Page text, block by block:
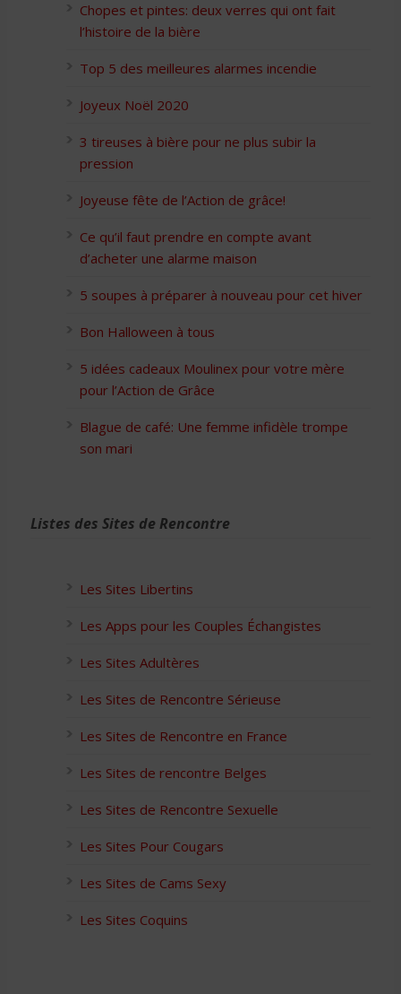
Chopes et pintes: deux verres qui ont fait
l’histoire de la bière
Top 5 des meilleures alarmes incendie
Joyeux Noël 2020
3 tireuses à bière pour ne plus subir la
pression
Joyeuse fête de l’Action de grâce!
Ce qu’il faut prendre en compte avant
d’acheter une alarme maison
5 soupes à préparer à nouveau pour cet hiver
Bon Halloween à tous
5 idées cadeaux Moulinex pour votre mère
pour l’Action de Grâce
Blague de café: Une femme infidèle trompe
son mari
Listes des Sites de Rencontre
Les Sites Libertins
Les Apps pour les Couples Échangistes
Les Sites Adultères
Les Sites de Rencontre Sérieuse
Les Sites de Rencontre en France
Les Sites de rencontre Belges
Les Sites de Rencontre Sexuelle
Les Sites Pour Cougars
Les Sites de Cams Sexy
Les Sites Coquins